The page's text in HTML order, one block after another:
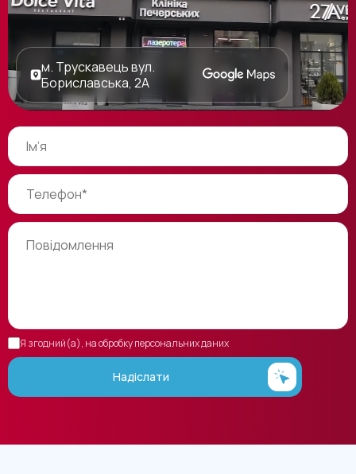
Я згодний(а), на обробку персональних даних
Надіслати
м. Трускавець вул.
Бориславська, 2А